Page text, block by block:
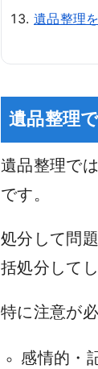
遺品整理
遺品整理
遺品整理で
です。
処分して問
括処分して
特に注意が
感情的・